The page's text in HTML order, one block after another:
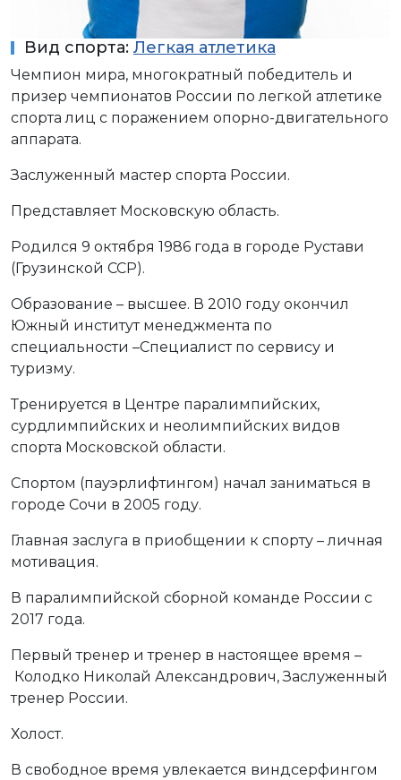
Вид спорта: Легкая атлетика
Чемпион мира, многократный победитель и
призер чемпионатов России по легкой атлетике
спорта лиц с поражением опорно-двигательного
аппарата.
Заслуженный мастер спорта России.
Представляет Московскую область.
Родился 9 октября 1986 года в городе Рустави
(Грузинской ССР).
Образование – высшее. В 2010 году окончил
Южный институт менеджмента по
специальности –Специалист по сервису и
туризму.
Тренируется в Центре паралимпийских,
сурдлимпийских и неолимпийских видов
спорта Московской области.
Спортом (пауэрлифтингом) начал заниматься в
городе Сочи в 2005 году.
Главная заслуга в приобщении к спорту – личная
мотивация.
В паралимпийской сборной команде России с
2017 года.
Первый тренер и тренер в настоящее время –
Колодко Николай Александрович, Заслуженный
тренер России.
Холост.
В свободное время увлекается виндсерфингом